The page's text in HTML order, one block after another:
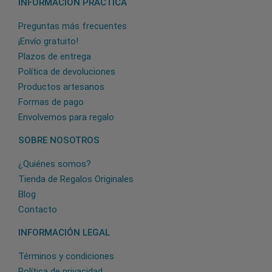
Preguntas más frecuentes
¡Envío gratuito!
Plazos de entrega
Política de devoluciones
Productos artesanos
Formas de pago
Envolvemos para regalo
SOBRE NOSOTROS
¿Quiénes somos?
Tienda de Regalos Originales
Blog
Contacto
INFORMACIÓN LEGAL
Términos y condiciones